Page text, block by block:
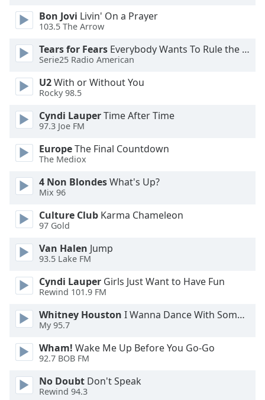
Background
Color
Opacity
Caption
Area
Background
Style
Font
Family
Reset
Done
Close
Bon Jovi Livin' On a Prayer
103.5 The Arrow
Tears for Fears Everybody Wants To Rule the World
Serie25 Radio American
U2With or Without You
Rocky 98.5
Cyndi LauperTime After Time
97.3 Joe FM
EuropeThe Final Countdown
The Mediox
4 Non BlondesWhat's Up?
Mix 96
Culture Club Karma Chameleon
97 Gold
Van Halen Jump
93.5 Lake FM
Cyndi Lauper Girls Just Want to Have Fun
Rewind 101.9 FM
Whitney Houston I Wanna Dance With Somebody
My 95.7
Wham! Wake Me Up Before You Go-Go
92.7 BOB FM
No Doubt Don't Speak
Rewind 94.3